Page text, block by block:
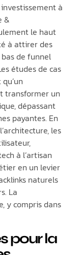
à
&
le haut
à attirer des
de funnel
études de cas
transformer un
dépassant
payantes. En
les
à l’artisan
en un levier
naturels
La
y compris dans
pour la